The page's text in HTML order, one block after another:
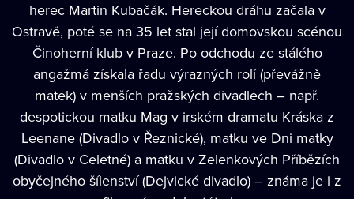
herec Martin Kubačák. Hereckou dráhu začala v
Ostravě, poté se na 35 let stal její domovskou scénou
Činoherní klub v Praze. Po odchodu ze stálého
angažmá získala řadu výrazných rolí (převážně
matek) v menších pražských divadlech – např.
despotickou matku Mag v irském dramatu Kráska z
Leenane (Divadlo v Řeznické), matku ve Dni matky
(Divadlo v Celetné) a matku v Zelenkových Příbězích
obyčejného šílenství (Dejvické divadlo) – známa je i z